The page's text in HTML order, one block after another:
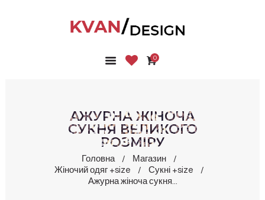
0
АЖУРНА ЖІНОЧА
СУКНЯ ВЕЛИКОГО
РОЗМІРУ
Головна
Магазин
Жіночий одяг +size
Сукні +size
Ажурна жіноча сукня...
ГОЛОВНА
ПРО НАС
КОНТАКТИ
КАБІНЕТ